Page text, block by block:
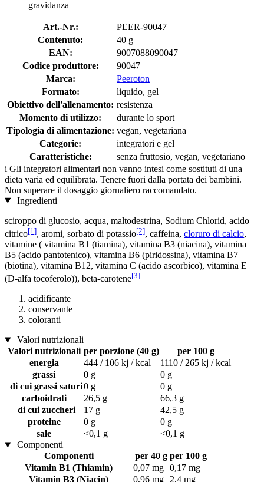
gravidanza
Art.-Nr.:
PEER-90047
Contenuto:
40 g
EAN:
9007088090047
Codice produttore:
90047
Marca:
Peeroton
Formato:
liquido, gel
Obiettivo dell'allenamento: resistenza
Momento di utilizzo:
durante lo sport
Tipologia di alimentazione: vegan, vegetariana
Categorie:
integratori e gel
Caratteristiche:
senza fruttosio, vegan, vegetariano
i Gli integratori alimentari non vanno intesi come sostituti di una
dieta varia ed equilibrata. Tenere fuori dalla portata dei bambini.
Non superare il dosaggio giornaliero raccomandato.
Ingredienti
sciroppo di glucosio, acqua, maltodestrina, Sodium Chlorid, acido
citrico[1], aromi, sorbato di potassio[2], caffeina, cloruro di calcio,
vitamine ( vitamina B1 (tiamina), vitamina B3 (niacina), vitamina
B5 (acido pantotenico), vitamina B6 (piridossina), vitamina B7
(biotina), vitamina B12, vitamina C (acido ascorbico), vitamina E
(D-alfa tocoferolo)), beta-carotene[3]
acidificante
conservante
coloranti
Valori nutrizionali
Valori nutrizionali per porzione (40 g)
per 100 g
energia
444 / 106 kj / kcal
1110 / 265 kj / kcal
grassi
0 g
0 g
di cui grassi saturi0 g
0 g
carboidrati
26,5 g
66,3 g
di cui zuccheri
17 g
42,5 g
proteine
0 g
0 g
sale
<0,1 g
<0,1 g
Componenti
Componenti
per 40 g per 100 g
Vitamin B1 (Thiamin)
0,07 mg 0,17 mg
Vitamin B3 (Niacin)
0,96 mg
2,4 mg